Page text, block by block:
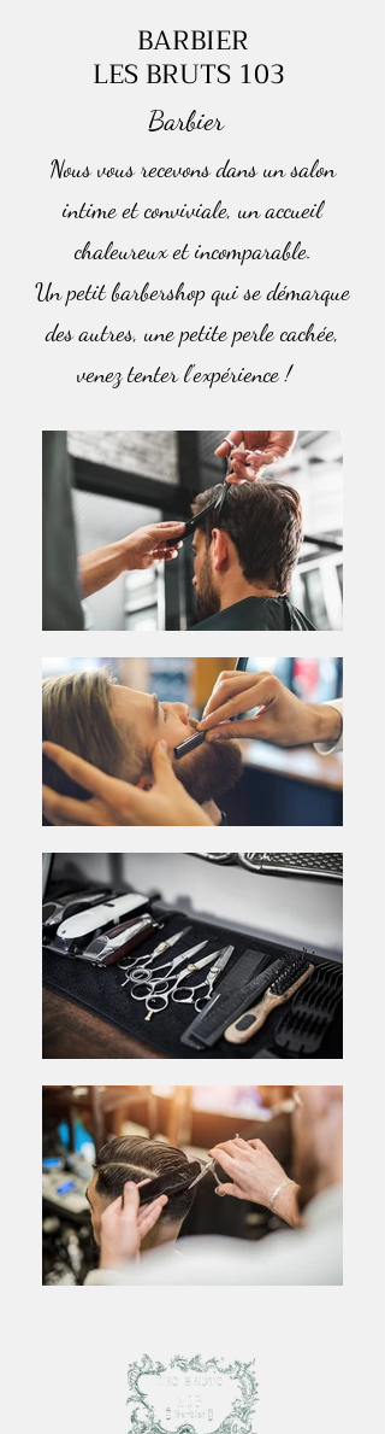
BARBIER
LES BRUTS 103
Barbier
Nous vous recevons dans un salon
intime et conviviale, un accueil
chaleureux et incomparable.
Un petit barbershop qui se démarque
des autres, une petite perle cachée,
venez tenter l'expérience !